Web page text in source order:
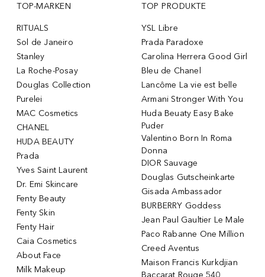
TOP-MARKEN
RITUALS
Sol de Janeiro
Stanley
La Roche-Posay
Douglas Collection
Purelei
MAC Cosmetics
CHANEL
HUDA BEAUTY
Prada
Yves Saint Laurent
Dr. Emi Skincare
Fenty Beauty
Fenty Skin
Fenty Hair
Caia Cosmetics
About Face
Milk Makeup
TOP PRODUKTE
YSL Libre
Prada Paradoxe
Carolina Herrera Good Girl
Bleu de Chanel
Lancôme La vie est belle
Armani Stronger With You
Huda Beuaty Easy Bake
Puder
Valentino Born In Roma
Donna
DIOR Sauvage
Douglas Gutscheinkarte
Gisada Ambassador
BURBERRY Goddess
Jean Paul Gaultier Le Male
Paco Rabanne One Million
Creed Aventus
Maison Francis Kurkdjian
Baccarat Rouge 540